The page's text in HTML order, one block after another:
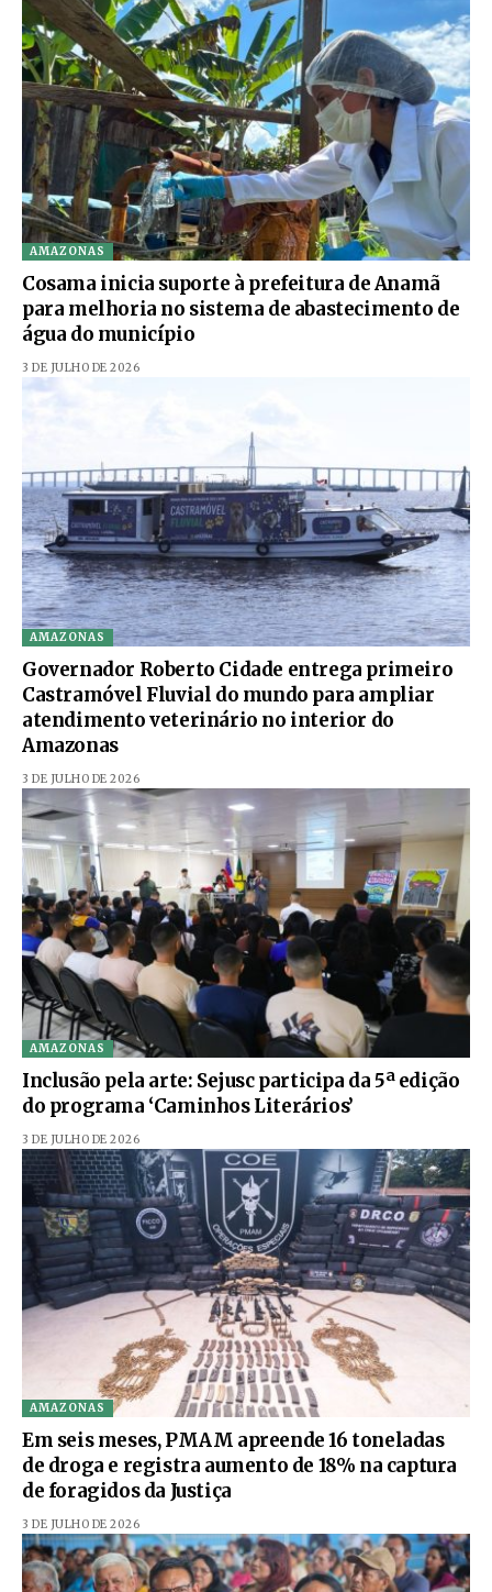
AMAZONAS
Cosama inicia suporte à prefeitura de Anamã
para melhoria no sistema de abastecimento de
água do município
3 DE JULHO DE 2026
AMAZONAS
Governador Roberto Cidade entrega primeiro
Castramóvel Fluvial do mundo para ampliar
atendimento veterinário no interior do
Amazonas
3 DE JULHO DE 2026
AMAZONAS
Inclusão pela arte: Sejusc participa da 5ª edição
do programa ‘Caminhos Literários’
3 DE JULHO DE 2026
AMAZONAS
Em seis meses, PMAM apreende 16 toneladas
de droga e registra aumento de 18% na captura
de foragidos da Justiça
3 DE JULHO DE 2026